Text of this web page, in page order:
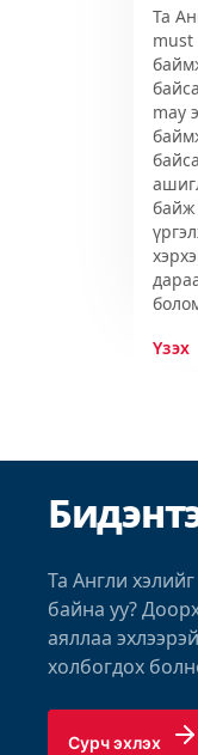
Та
must
may
байж
Үзэх
Та Англи
байна уу?
аяллаа
холбогдох
Сурч эхлэх